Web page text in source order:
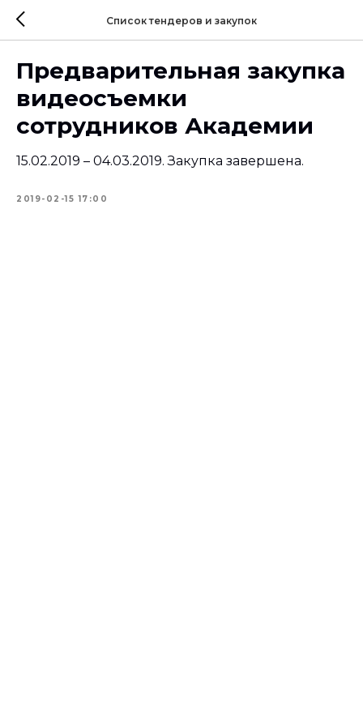
Список тендеров и закупок
Предварительная закупка
видеосъемки
сотрудников Академии
15.02.2019 – 04.03.2019. Закупка завершена.
2019-02-15 17:00